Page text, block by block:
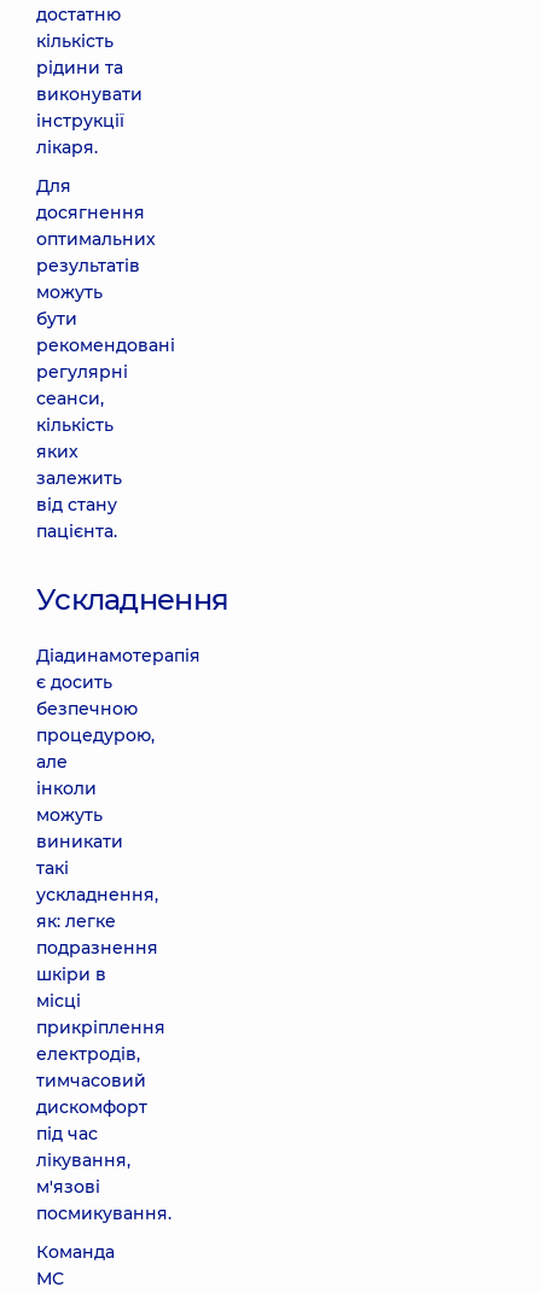
достатню
кількість
рідини та
виконувати
інструкції
лікаря.
Для
досягнення
оптимальних
результатів
можуть
бути
рекомендовані
регулярні
сеанси,
кількість
яких
залежить
від стану
пацієнта.
Ускладнення
Діадинамотерапія
є досить
безпечною
процедурою,
але
інколи
можуть
виникати
такі
ускладнення,
як: легке
подразнення
шкіри в
місці
прикріплення
електродів,
тимчасовий
дискомфорт
під час
лікування,
м'язові
посмикування.
Команда
МС